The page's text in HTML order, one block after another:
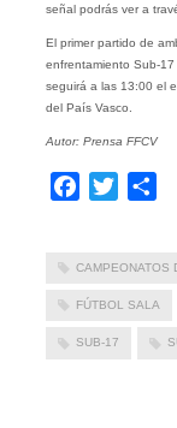
señal podrás ver a
El primer partido de
enfrentamiento Sub-
seguirá a las 13:00 el
del País Vasco.
Autor: Prensa FFCV
Facebook
Twitter
CAMPEONATOS
FÚTBOL SALA
SUB-17